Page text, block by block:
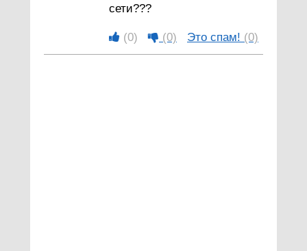
сети???
(0) (0) Это спам! (0)